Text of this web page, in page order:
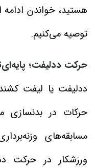
هستید، خواندن ادامه
توصیه می‌کنیم.
حرکت ددلیفت؛
ددلیفت یا لیفت
حرکات در
مسابقه‌های
ورزشکار در حرکت